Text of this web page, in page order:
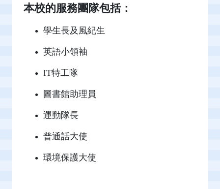
本校的服務團隊包括：
學生長及風紀生
英語小領袖
IT特工隊
圖書館助理員
運動隊長
普通話大使
環境保護大使